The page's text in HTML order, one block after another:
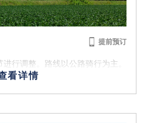
提前预订
行调整。路线以公路骑行为主。